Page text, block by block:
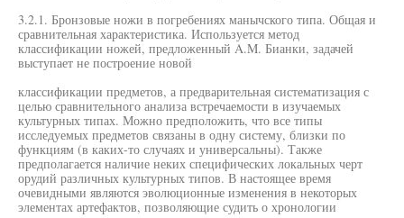
3.2.1. Бронзовые ножи в погребениях манычского типа. Общая и
сравнительная характеристика. Используется метод
классификации ножей, предложенный A.M. Бианки, задачей
выступает не построение новой
классификации предметов, а предварительная систематизация с
целью сравнительного анализа встречаемости в изучаемых
культурных типах. Можно предположить, что все типы
исследуемых предметов связаны в одну систему, близки по
функциям (в каких-то случаях и универсальны). Также
предполагается наличие неких специфических локальных черт
орудий различных культурных типов. В настоящее время
очевидными являются эволюционные изменения в некоторых
элементах артефактов, позволяющие судить о хронологии